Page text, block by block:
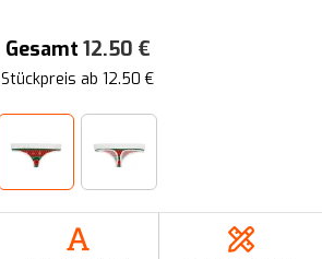
Gesamt 12.50 €
Stückpreis ab 12.50 €